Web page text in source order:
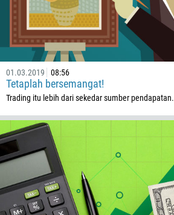
01.03.2019 08:56
Tetaplah bersemangat!
Trading itu lebih dari sekedar sumber pendapatan.
43
994
1242
973
880
1246
375
229
1441
975